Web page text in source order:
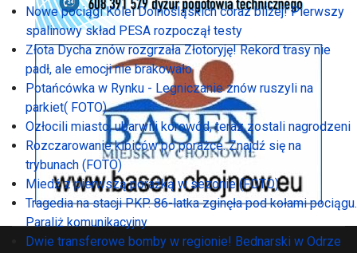
Nowe pociągi Kolei Dolnośląskich coraz bliżej! Pierwszy
spalinowy skład PESA rozpoczął testy
Złota Dycha znów rozgrzała Złotoryję! Rekord trasy nie
padł, ale emocji nie brakowało
Potańcówka w Rynku - Legniczanie znów ruszyli na
parkiet( FOTO)
Ozłocili miasto, ubarwili korowód, teraz zostali nagrodzeni
Rozczarowanie kibiców po porażce. Znajdź się na
trybunach (FOTO)
Miedź z pierwszą porażką w sezonie (FOTO)
Tragedia na stacji PKP. 86-latka zginęła pod kołami pociągu.
Paraliż komunikacyjny
Dwie transferowe bomby w regionie! Bednarski w Odrze